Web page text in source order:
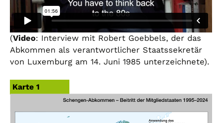
(Video: Interview mit Robert Goebbels, der das
Abkommen als verantwortlicher Staatssekretär
von Luxemburg am 14. Juni 1985 unterzeichnete).
Karte 1